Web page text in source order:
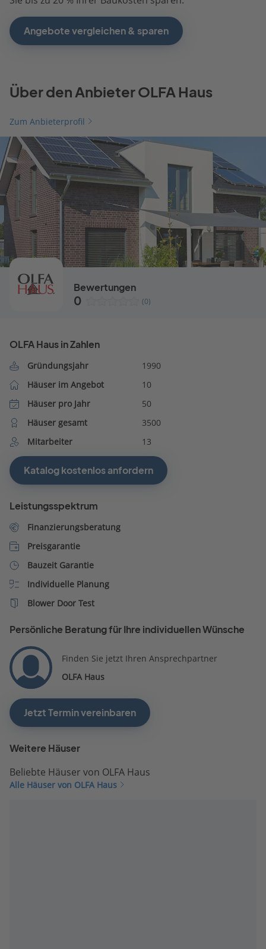
Angebote vergleichen & sparen
Über den Anbieter OLFA Haus
Zum Anbieterprofil
Bewertungen
0 (0)
OLFA Haus in Zahlen
Gründungsjahr
1990
Häuser im Angebot
10
Häuser pro Jahr
50
Häuser gesamt
3500
Mitarbeiter
13
Katalog kostenlos anfordern
Leistungsspektrum
Finanzierungsberatung
Preisgarantie
Bauzeit Garantie
Individuelle Planung
Blower Door Test
Persönliche Beratung für Ihre individuellen Wünsche
Finden Sie jetzt Ihren Ansprechpartner
OLFA Haus
Jetzt Termin vereinbaren
Weitere Häuser
Beliebte Häuser von OLFA Haus
Alle Häuser von OLFA Haus